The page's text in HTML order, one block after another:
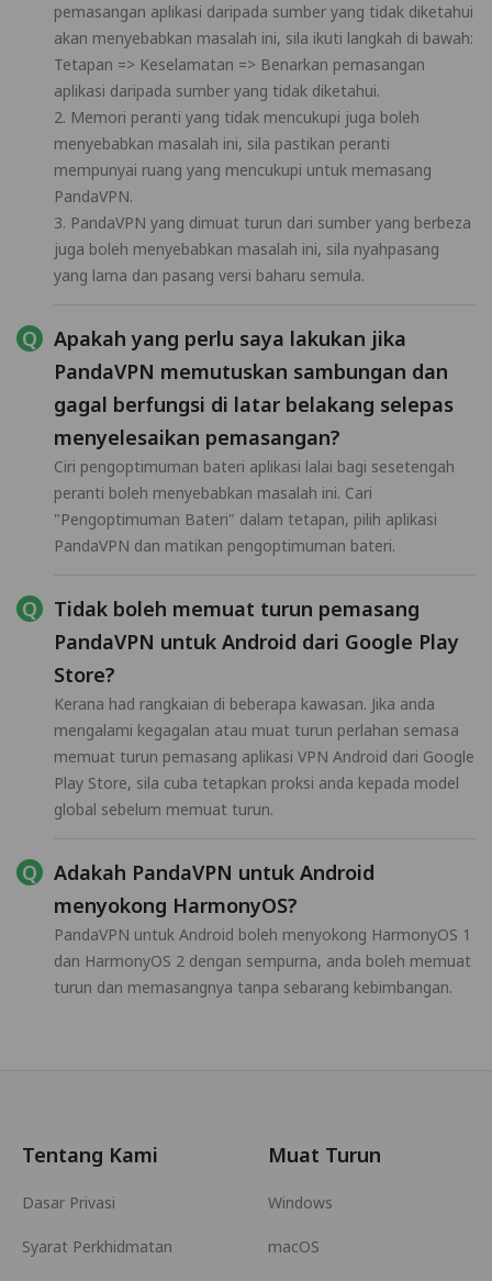
pemasangan aplikasi daripada sumber yang tidak diketahui
akan menyebabkan masalah ini, sila ikuti langkah di bawah:
Tetapan => Keselamatan => Benarkan pemasangan
aplikasi daripada sumber yang tidak diketahui.
2. Memori peranti yang tidak mencukupi juga boleh
menyebabkan masalah ini, sila pastikan peranti
mempunyai ruang yang mencukupi untuk memasang
PandaVPN.
3. PandaVPN yang dimuat turun dari sumber yang berbeza
juga boleh menyebabkan masalah ini, sila nyahpasang
yang lama dan pasang versi baharu semula.
Apakah yang perlu saya lakukan jika
PandaVPN memutuskan sambungan dan
gagal berfungsi di latar belakang selepas
menyelesaikan pemasangan?
Ciri pengoptimuman bateri aplikasi lalai bagi sesetengah
peranti boleh menyebabkan masalah ini. Cari
"Pengoptimuman Bateri" dalam tetapan, pilih aplikasi
PandaVPN dan matikan pengoptimuman bateri.
Tidak boleh memuat turun pemasang
PandaVPN untuk Android dari Google Play
Store?
Kerana had rangkaian di beberapa kawasan. Jika anda
mengalami kegagalan atau muat turun perlahan semasa
memuat turun pemasang aplikasi VPN Android dari Google
Play Store, sila cuba tetapkan proksi anda kepada model
global sebelum memuat turun.
Adakah PandaVPN untuk Android
menyokong HarmonyOS?
PandaVPN untuk Android boleh menyokong HarmonyOS 1
dan HarmonyOS 2 dengan sempurna, anda boleh memuat
turun dan memasangnya tanpa sebarang kebimbangan.
Tentang Kami
Dasar Privasi
Syarat Perkhidmatan
Muat Turun
Windows
macOS